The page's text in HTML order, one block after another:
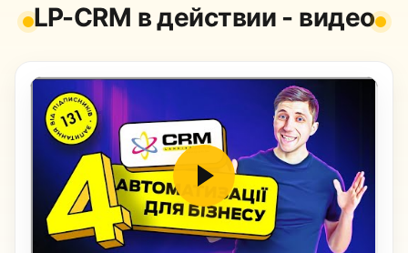
LP-CRM в действии - видео